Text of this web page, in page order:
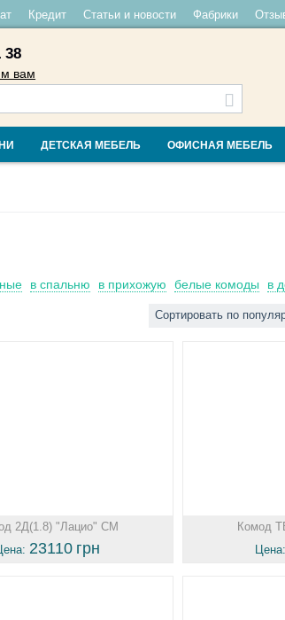
Кредит Статьи и новости Фабрики
38
вам
ДЕТСКАЯ МЕБЕЛЬ ОФИСНАЯ МЕБЕЛЬ
в спальню в прихожую белые комоды в
Сортировать по
2Д(1.8) "Лацио" СМ
Цена: 23110 грн
Комод
Цена: